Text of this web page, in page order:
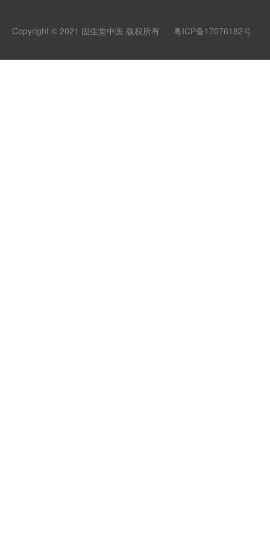
Copyright © 2021 固生堂中医 版权所有 粤ICP备17076182号